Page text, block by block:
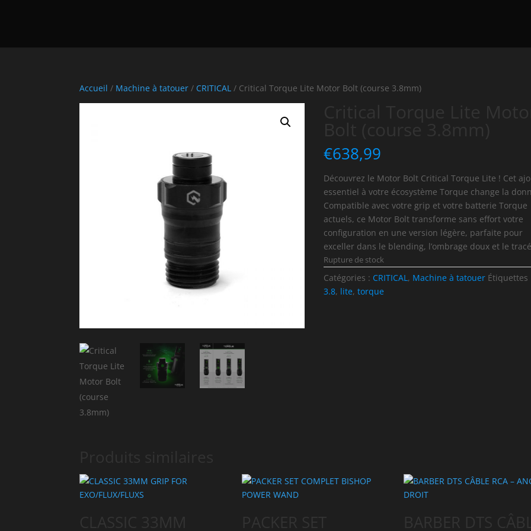
Accueil / Machine à tatouer / CRITICAL / Critical Torque Lite Motor Bolt (course 3.8mm)
€638,99
Découvrez le Motor Bolt Critical Torque Lite ! Cet
essentiel à votre écosystème Torque change la
Compatible avec votre grip et votre batterie Torque
actuels, ce Motor Bolt transforme sans effort votre
configuration en une version légère, parfaite pour
exceller dans le blending, l’ombrage doux et le
Rupture de stock
Catégories : CRITICAL, Machine à tatouer Étiquettes
3.8, lite,torque